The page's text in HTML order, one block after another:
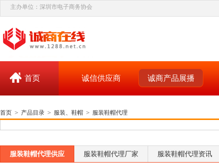
主办单位：深圳市电子商务协会
首页 诚信供应商 诚商产品展播
首页 > 产品目录 > 服装、鞋帽 > 服装鞋帽代理
服装鞋帽代理供应 服装鞋帽代理厂家 服装鞋帽代理资讯